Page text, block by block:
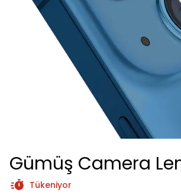
Gümüş Camera
Tükeniyor